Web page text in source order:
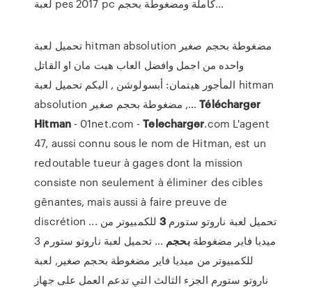
لعبة pes 2017 pc كاملة ومضغوطة بحجم...
تحميل لعبة hitman absolution مضغوطة بحجم صغير
واحده من اجمل وافضل العاب هيت مان او القاتل
المأجور هيتمان: أبسولوشن , اليكم تحميل لعبة hitman
absolution مضغوطة بحجم صغير ,…Télécharger
Hitman- 01net.com -Telecharger.com L'agent
47, aussi connu sous le nom de Hitman, est un
redoutable tueur à gages dont la mission
consiste non seulement à éliminer des cibles
gênantes, mais aussi à faire preuve de
discrétion ... تحميل لعبة ناروتو ستورم3للكمبيوتر من
ميديا فاير مضغوطةبحجم
... تحميل لعبة ناروتو ستورم 3
للكمبيوتر من ميديا فاير مضغوطة بحجم صغير, لعبة
ناروتو ستورم الجزء الثالث التي تدعم العمل على جهاز